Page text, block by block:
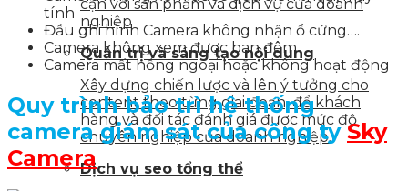
cận với sản phẩm và dịch vụ của doanh
nghiệp
Quản trị và sáng tạo nội dung
Xây dựng chiến lược và lên ý tưởng cho
content theo từng giai đoạn, để khách
hàng và đối tác đánh giá được mức độ
chuyên nghiệp của doanh nghiệp.
Dịch vụ seo tổng thể
tính
Đầu ghi hình Camera không nhận ổ cứng….
Camera không xem được ban đêm
Camera mất hồng ngoại hoặc không hoạt động
Quy trình bảo trì hệ thống
camera giám sát của công tySky
Camera